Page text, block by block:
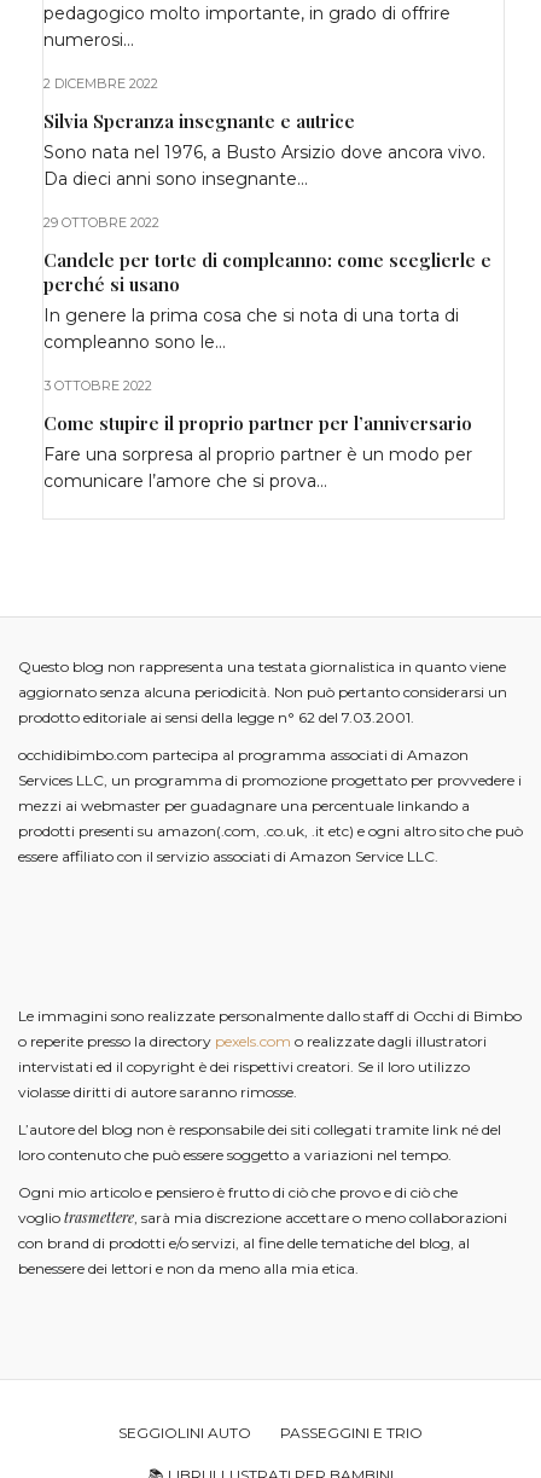
pedagogico molto importante, in grado di offrire
numerosi…
2 DICEMBRE 2022
Silvia Speranza insegnante e autrice
Sono nata nel 1976, a Busto Arsizio dove ancora vivo.
Da dieci anni sono insegnante…
29 OTTOBRE 2022
Candele per torte di compleanno: come sceglierle e
perché si usano
In genere la prima cosa che si nota di una torta di
compleanno sono le…
3 OTTOBRE 2022
Come stupire il proprio partner per l’anniversario
Fare una sorpresa al proprio partner è un modo per
comunicare l’amore che si prova…
Questo blog non rappresenta una testata giornalistica in quanto viene
aggiornato senza alcuna periodicità. Non può pertanto considerarsi un
prodotto editoriale ai sensi della legge n° 62 del 7.03.2001.
occhidibimbo.com partecipa al programma associati di Amazon
Services LLC, un programma di promozione progettato per provvedere i
mezzi ai webmaster per guadagnare una percentuale linkando a
prodotti presenti su amazon(.com, .co.uk, .it etc) e ogni altro sito che può
essere affiliato con il servizio associati di Amazon Service LLC.
Le immagini sono realizzate personalmente dallo staff di Occhi di Bimbo
o reperite presso la directory pexels.com o realizzate dagli illustratori
intervistati ed il copyright è dei rispettivi creatori. Se il loro utilizzo
violasse diritti di autore saranno rimosse.
L’autore del blog non è responsabile dei siti collegati tramite link né del
loro contenuto che può essere soggetto a variazioni nel tempo.
Ogni mio articolo e pensiero è frutto di ciò che provo e di ciò che
voglio trasmettere, sarà mia discrezione accettare o meno collaborazioni
con brand di prodotti e/o servizi, al fine delle tematiche del blog, al
benessere dei lettori e non da meno alla mia etica.
SEGGIOLINI AUTO PASSEGGINI E TRIO